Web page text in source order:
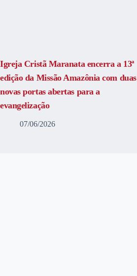
Igreja Cristã Maranata encerra a 13ª
edição da Missão Amazônia com duas
novas portas abertas para a
evangelização
07/06/2026